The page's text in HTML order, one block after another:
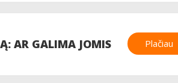
AR GALIMA JOMIS Plačiau